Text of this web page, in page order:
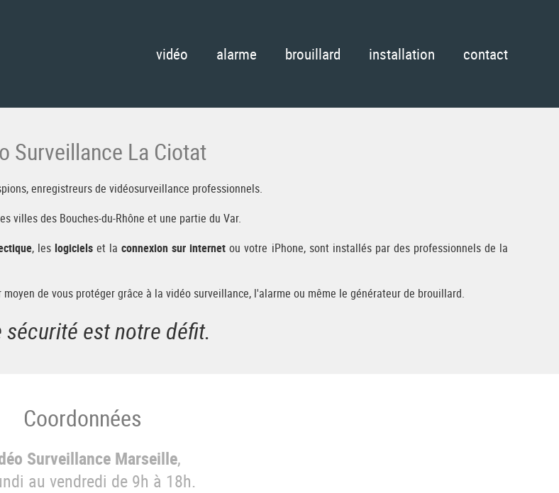
vidéo alarme brouillard installation contact
Surveillance La Ciotat
enregistreurs de vidéosurveillance professionnels.
villes des Bouches-du-Rhône et une partie du Var.
, les logicielset laconnexion sur internet ou votre iPhone, sont installés par des professionnels de la
de vous protéger grâce à la vidéo surveillance, l'alarme ou même le générateur de brouillard.
sécurité est notre défit.
Coordonnées
Surveillance Marseille,
au vendredi de 9h à 18h.